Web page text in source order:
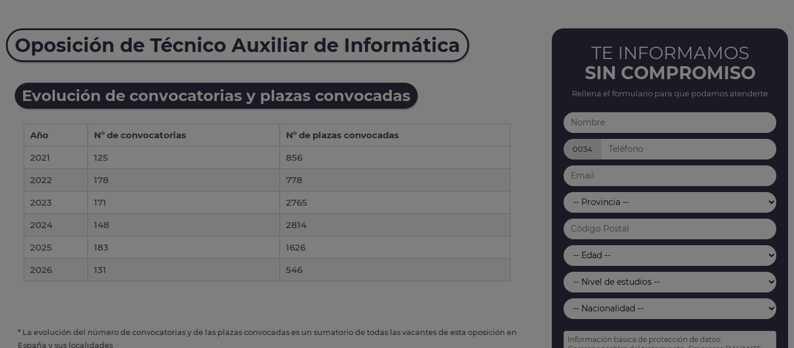
Oposición de Técnico Auxiliar de Informática
Evolución de convocatorias y plazas convocadas
Año Nº de convocatorias
Nº de plazas convocadas
2021
125
856
2022
178
778
2023
171
2765
2024
148
2814
2025
183
1626
2026
131 546
* La evolución del número de convocatorias y de las plazas convocadas es un sumatorio de todas las vacantes de esta oposición en
España y sus localidades
TE INFORMAMOS
SIN COMPROMISO
Rellena el formulario para que podamos atenderte
0034
Información básica de protección de datos: